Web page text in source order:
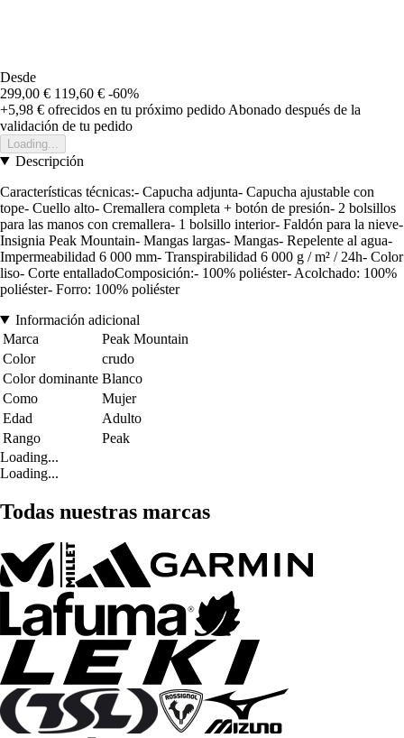
Desde
299,00 € 119,60 € -60%
+5,98 € ofrecidos en tu próximo pedido Abonado después de la
validación de tu pedido
Loading...
Descripción
Características técnicas:- Capucha adjunta- Capucha ajustable con
tope- Cuello alto- Cremallera completa + botón de presión- 2 bolsillos
para las manos con cremallera- 1 bolsillo interior- Faldón para la nieve-
Insignia Peak Mountain- Mangas largas- Mangas- Repelente al agua-
Impermeabilidad 6 000 mm- Transpirabilidad 6 000 g / m² / 24h- Color
liso- Corte entalladoComposición:- 100% poliéster- Acolchado: 100%
poliéster- Forro: 100% poliéster
Información adicional
Marca
Peak Mountain
Color
crudo
Color dominante Blanco
Como
Mujer
Edad
Adulto
Rango
Peak
Loading...
Loading...
Todas nuestras marcas